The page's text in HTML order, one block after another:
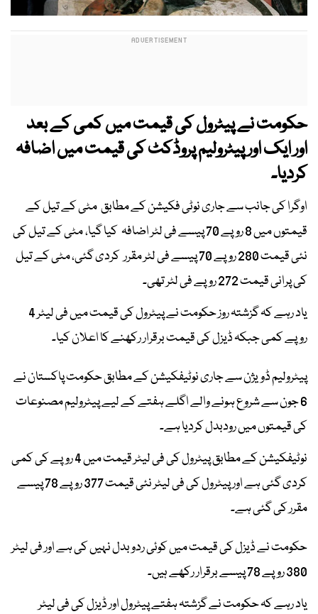
حکومت نے پیٹرول کی قیمت میں کمی کے بعد
اور ایک اور پیٹرولیم پروڈکٹ کی قیمت میں اضافہ
کردیا۔
اوگرا کی جانب سے جاری نوٹی فکیشن کے مطابق مٹی کے تیل کے
قیمتوں میں 8 روپے 70 پیسے فی لٹر اضافہ کیا گیا، مٹی کے تیل کی
نئی قیمت 280 روپے 70 پیسے فی لٹر مقرر کردی گئی، مٹی کے تیل
کی پرانی قیمت 272 روپے فی لٹر تھی۔
یاد رہے کہ گزشتہ روز حکومت نے پیٹرول کی قیمت میں فی لیٹر 4
روپے کمی جبکہ ڈیزل کی قیمت برقرار رکھنے کا اعلان کیا۔
پیٹرولیم ڈویژن سے جاری نوٹیفکیشن کے مطابق حکومت پاکستان نے
6 جون سے شروع ہونے والے اگلے ہفتے کے لیے پیٹرولیم مصنوعات
کی قیمتوں میں رودبدل کردیا ہے۔
نوٹیفکیشن کے مطابق پیٹرول کی فی لیٹر قیمت میں 4 روپے کی کمی
کردی گئی ہے اور پیٹرول کی فی لیٹر نئی قیمت 377 روپے 78 پیسے
مقرر کی گئی ہے۔
حکومت نے ڈیزل کی قیمت میں کوئی ردوبدل نہیں کی ہے اور فی لیٹر
380 روپے 78 پیسے برقرار رکھے ہیں۔
یاد رہے کہ حکومت نے گزشتہ ہفتے پیٹرول اور ڈیزل کی فی لیٹر